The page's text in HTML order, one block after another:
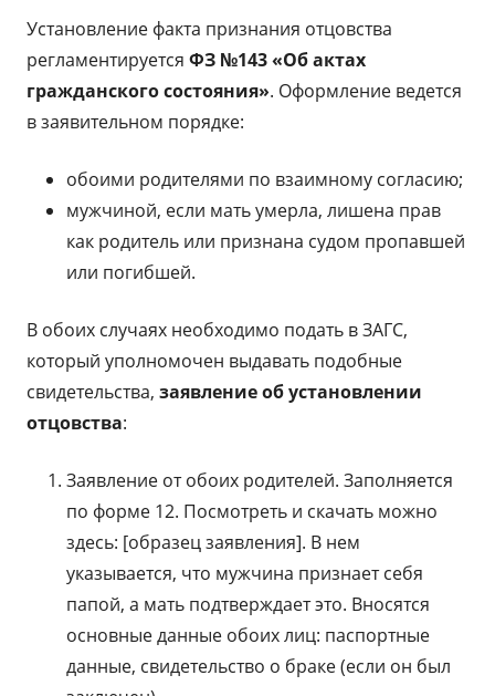
Установление факта признания отцовства
регламентируется ФЗ №143 «Об актах
гражданского состояния». Оформление ведется
в заявительном порядке:
обоими родителями по взаимному согласию;
мужчиной, если мать умерла, лишена прав
как родитель или признана судом пропавшей
или погибшей.
В обоих случаях необходимо подать в ЗАГС,
который уполномочен выдавать подобные
свидетельства, заявление об установлении
отцовства:
Заявление от обоих родителей. Заполняется
по форме 12. Посмотреть и скачать можно
здесь: [образец заявления]. В нем
указывается, что мужчина признает себя
папой, а мать подтверждает это. Вносятся
основные данные обоих лиц: паспортные
данные, свидетельство о браке (если он был